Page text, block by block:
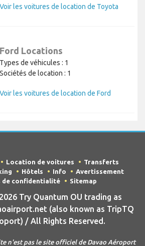
Voir les voitures de location de Toyota
Ford Locations
Types de véhicules : 1
Sociétés de location : 1
Voir les voitures de location de Ford
Location de voitures
Transferts
Hôtels Info
Avertissement
de confidentialité
Sitemap
Try Quantum OU trading as
(also known as TripTQ
/ All Rights Reserved.
n'est pas le site officiel de Davao Aéroport